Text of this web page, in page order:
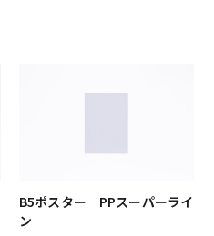
B5ポスター PPスーパーライ
ン